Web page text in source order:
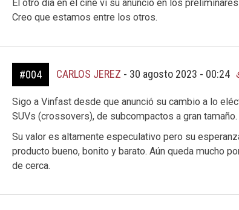
El otro día en el cine vi su anuncio en los
Creo que estamos entre los otros.
#004 CARLOS JEREZ - 30 agosto 2023 - 00:24
Sigo a Vinfast desde que anunció su cambio a lo
SUVs (crossovers), de subcompactos a gran tamaño.
Su valor es altamente especulativo pero su
producto bueno, bonito y barato. Aún queda mucho
de cerca.